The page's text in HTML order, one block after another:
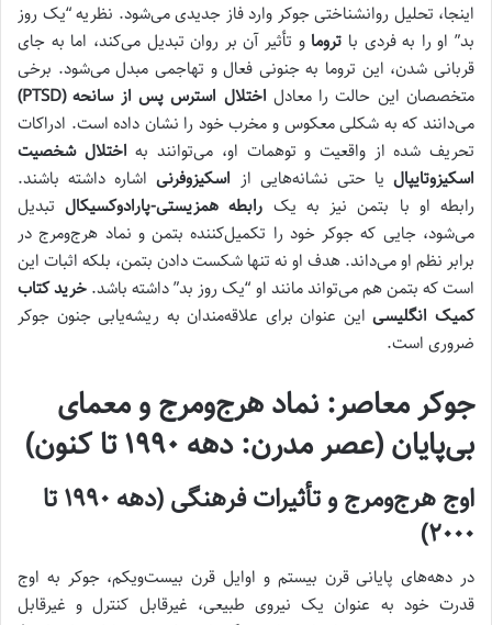
اینجا، تحلیل روانشناختی جوکر وارد فاز جدیدی می‌شود. نظریه “یک روز
بد” او را به فردی با تروما و تأثیر آن بر روان تبدیل می‌کند، اما به جای
قربانی شدن، این تروما به جنونی فعال و تهاجمی مبدل می‌شود. برخی
متخصصان این حالت را معادل اختلال استرس پس از سانحه (PTSD)
می‌دانند که به شکلی معکوس و مخرب خود را نشان داده است. ادراکات
تحریف شده از واقعیت و توهمات او، می‌توانند به اختلال شخصیت
اسکیزوتایپال یا حتی نشانه‌هایی از اسکیزوفرنیاشاره داشته باشند.
رابطه او با بتمن نیز به یک رابطه همزیستی-پارادوکسیکالتبدیل
می‌شود، جایی که جوکر خود را تکمیل‌کننده بتمن و نماد هرج‌ومرج در
برابر نظم او می‌داند. هدف او نه تنها شکست دادن بتمن، بلکه اثبات این
است که بتمن هم می‌تواند مانند او “یک روز بد” داشته باشد. خرید کتاب
کمیک انگلیسیاین عنوان برای علاقه‌مندان به ریشه‌یابی جنون جوکر
ضروری است.
جوکر معاصر: نماد هرج‌ومرج و معمای
بی‌پایان (عصر مدرن: دهه ۱۹۹۰ تا کنون)
اوج هرج‌ومرج و تأثیرات فرهنگی (دهه ۱۹۹۰ تا
۲۰۰۰)
در دهه‌های پایانی قرن بیستم و اوایل قرن بیست‌ویکم، جوکر به اوج
قدرت خود به عنوان یک نیروی طبیعی، غیرقابل کنترل و غیرقابل